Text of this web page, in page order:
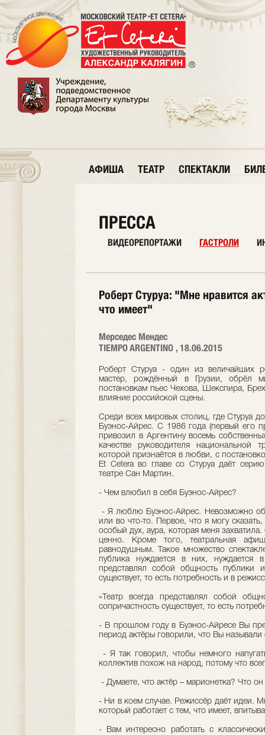
АФИША ТЕАТР СПЕКТАКЛИ
ПРЕССА
ВИДЕОРЕПОРТАЖИ ГАСТРОЛИ
Роберт Стуруа: "Мне нравится
что имеет"
Мерседес Мендес
TIEMPO ARGENTINO , 18.06.2015
Роберт Стуруа - один из величайших
мастер, рождённый в Грузии, обрёл
постановкам пьес Чехова, Шекспира,
влияние российской сцены.
Среди всех мировых столиц, где Стуруа
Буэнос-Айрес. С 1986 года (первый его
привозил в Аргентину восемь
качестве руководителя национальной
которой признаётся в любви, с
Et Cetera во главе со Стуруа даёт
театре Сан Мартин.
- Чем влюбил в себя Буэнос-Айрес?
- Я люблю Буэнос-Айрес. Невозможно
или во что-то. Первое, что я могу
особый дух, аура, которая меня
ценно. Кроме того, театральная
равнодушным. Такое множество
публика нуждается в них, нуждается в
представлял собой общность публики
существует, то есть потребность и в
«Театр всегда представлял собой
сопричастность существует, то есть
- В прошлом году в Буэнос-Айресе Вы
период актёры говорили, что Вы называли
- Я так говорил, чтобы немного
коллектив похож на народ, потому что
- Думаете, что актёр – марионетка? Что
- Ни в коем случае. Режиссёр даёт идеи.
который работает с тем, что имеет,
- Вам интересно работать с